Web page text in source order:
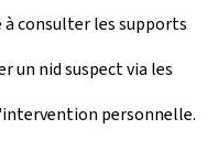
consulter les supports
un nid suspect via les
personnelle.